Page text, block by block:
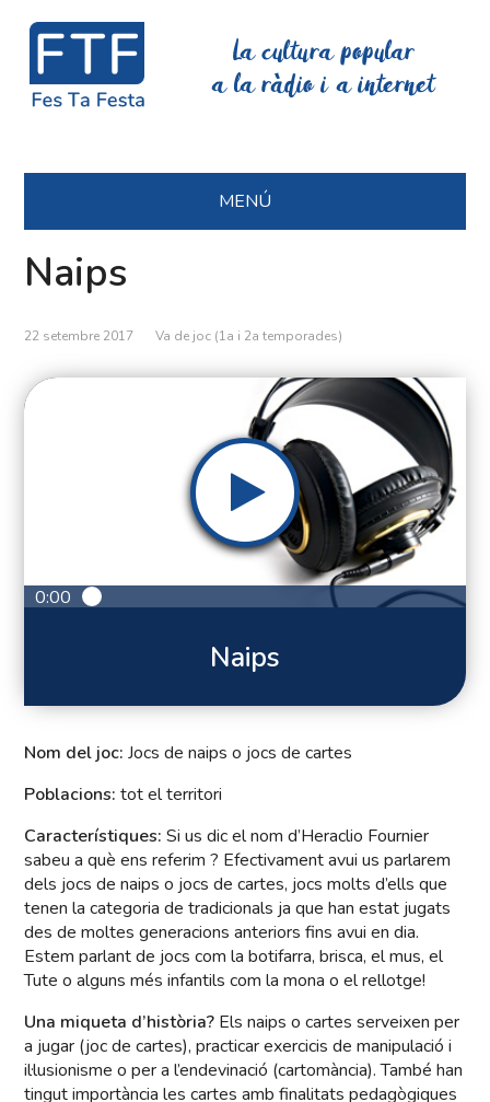
La cultura popular
a la ràdio i a internet
MENÚ
Naips
22 setembre 2017 Va de joc (1a i 2a temporades)
0:00
Naips
Nom del joc: Jocs de naips o jocs de cartes
Poblacions: tot el territori
Característiques:Si us dic el nom d’Heraclio Fournier
sabeu a què ens referim ? Efectivament avui us parlarem
dels jocs de naips o jocs de cartes, jocs molts d’ells que
tenen la categoria de tradicionals ja que han estat jugats
des de moltes generacions anteriors fins avui en dia.
Estem parlant de jocs com la botifarra, brisca, el mus, el
Tute o alguns més infantils com la mona o el rellotge!
Una miqueta d’història? Els naips o cartes serveixen per
a jugar (joc de cartes), practicar exercicis de manipulació i
il·lusionisme o per a l’endevinació (cartomància). També han
tingut importància les cartes amb finalitats pedagògiques